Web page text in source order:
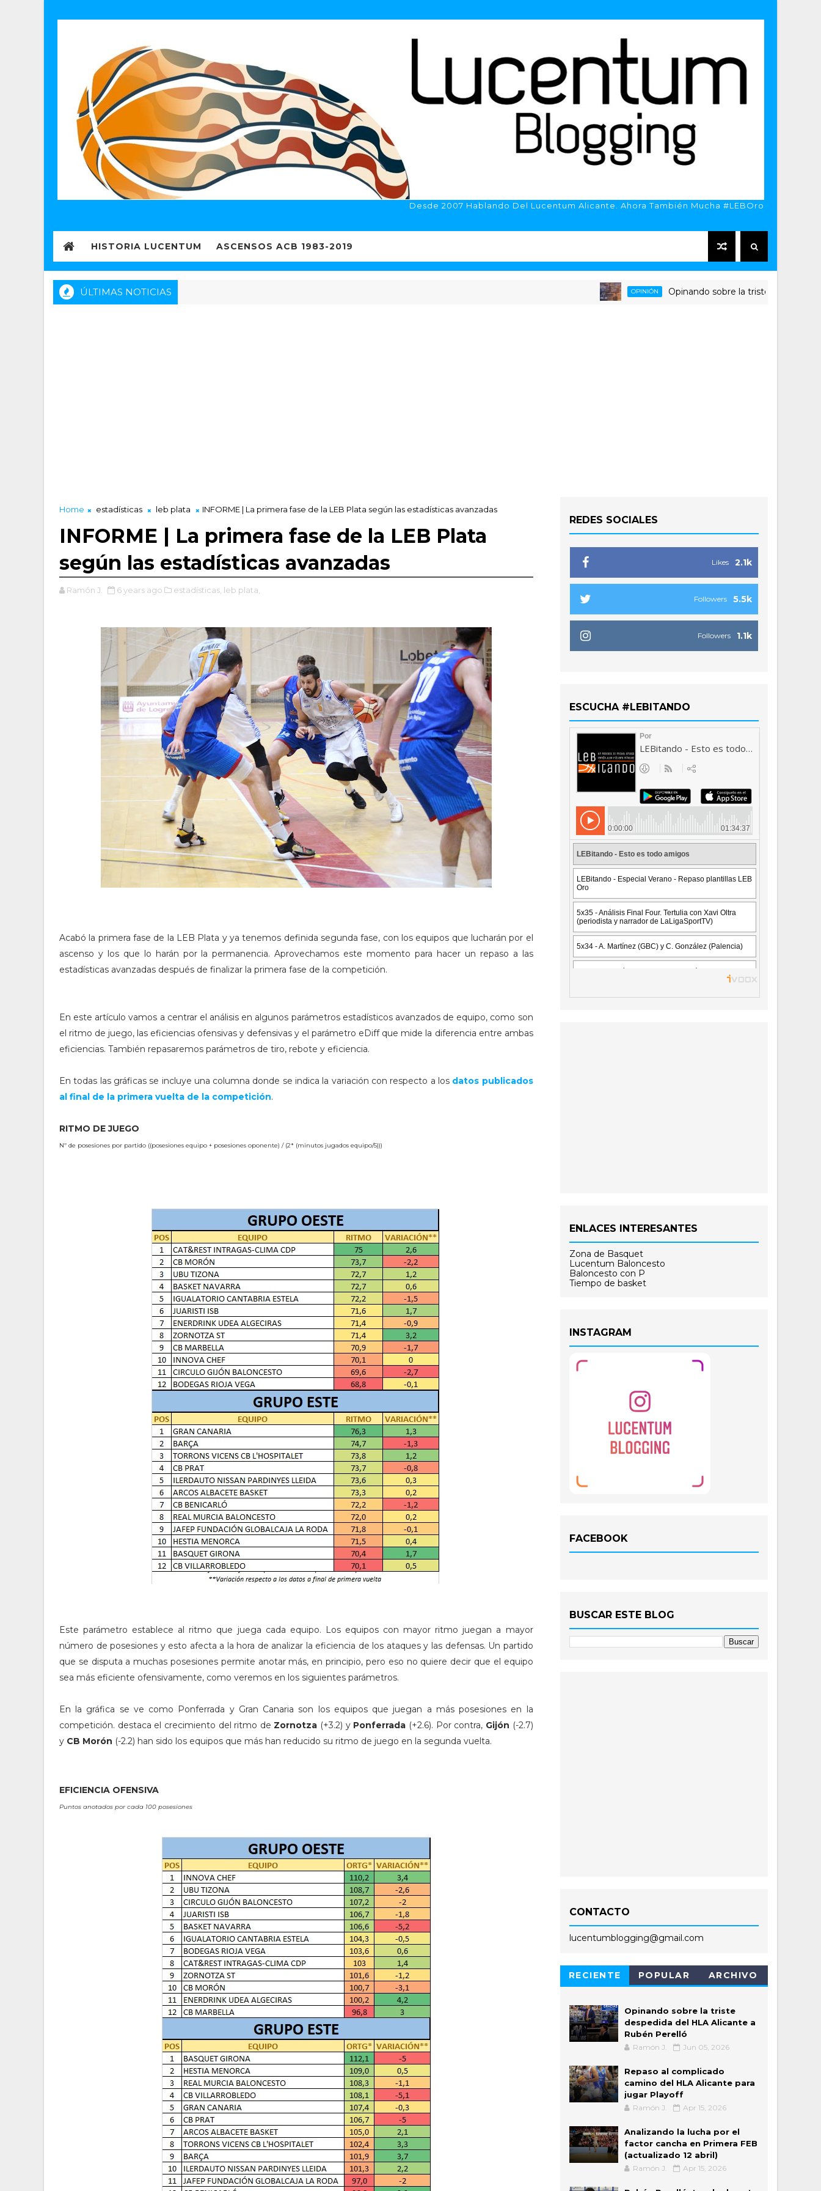
Desde 2007 Hablando Del Lucentum Alicante. Ahora También Mucha #LEBOro
HISTORIA LUCENTUM ASCENSOS ACB 1983-2019
ÚLTIMAS NOTICIAS OPINIÓN Opinando sobre la triste despedida del HLA
Home estadísticas leb plata INFORME | La primera fase de la LEB Plata según las estadísticas avanzadas
INFORME | La primera fase de la LEB Plata
según las estadísticas avanzadas
Ramón J. 6 years ago estadísticas, leb plata,
Acabó la primera fase de la LEB Plata y ya tenemos definida segunda fase, con los equipos que lucharán por el
ascenso y los que lo harán por la permanencia. Aprovechamos este momento para hacer un repaso a las
estadísticas avanzadas después de finalizar la primera fase de la competición.
En este artículo vamos a centrar el análisis en algunos parámetros estadísticos avanzados de equipo, como son
el ritmo de juego, las eficiencias ofensivas y defensivas y el parámetro eDiff que mide la diferencia entre ambas
eficiencias. También repasaremos parámetros de tiro, rebote y eficiencia.
En todas las gráficas se incluye una columna donde se indica la variación con respecto a losdatos publicados
al final de la primera vuelta de la competición.
RITMO DE JUEGO
Nº de posesiones por partido ((posesiones equipo + posesiones oponente) / (2* (minutos jugados equipo/5)))
Este parámetro establece al ritmo que juega cada equipo. Los equipos con mayor ritmo juegan a mayor
número de posesiones y esto afecta a la hora de analizar la eficiencia de los ataques y las defensas. Un partido
que se disputa a muchas posesiones permite anotar más, en principio, pero eso no quiere decir que el equipo
sea más eficiente ofensivamente, como veremos en los siguientes parámetros.
En la gráfica se ve como Ponferrada y Gran Canaria son los equipos que juegan a más posesiones en la
competición. destaca el crecimiento del ritmo de Zornotza (+3.2) y Ponferrada (+2.6). Por contra, Gijón (-2.7)
y CB Morón (-2.2) han sido los equipos que más han reducido su ritmo de juego en la segunda vuelta.
EFICIENCIA OFENSIVA
Puntos anotados por cada 100 posesiones
REDES SOCIALES
2.1k
Likes
5.5k
Followers
1.1k
Followers
ESCUCHA #LEBITANDO
ENLACES INTERESANTES
Zona de Basquet
Lucentum Baloncesto
Baloncesto con P
Tiempo de basket
INSTAGRAM
FACEBOOK
BUSCAR ESTE BLOG
CONTACTO
lucentumblogging@gmail.com
RECIENTE POPULAR ARCHIVO
Opinando sobre la triste
despedida del HLA Alicante a
Rubén Perelló
Ramón J. Jun 05, 2026
Repaso al complicado
camino del HLA Alicante para
jugar Playoff
Ramón J. Apr 15, 2026
Analizando la lucha por el
factor cancha en Primera FEB
(actualizado 12 abril)
Ramón J. Apr 15, 2026